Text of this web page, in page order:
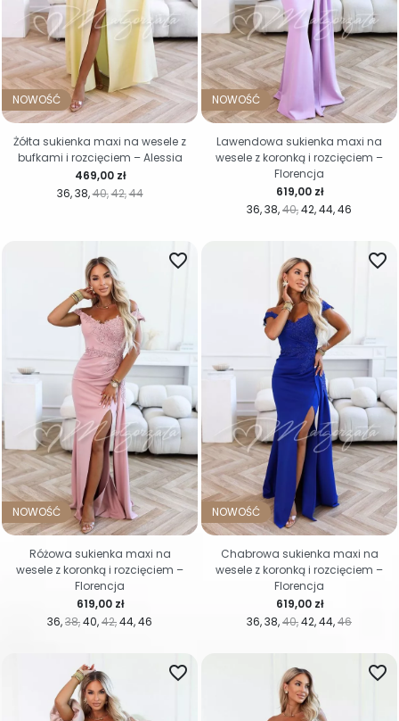
NOWOŚĆ
36 38 40 42 44
Cena
469,00 zł
Żółta sukienka maxi na wesele z
bufkami i rozcięciem – Alessia
NOWOŚĆ
36 38 40 42 44 46
Cena
619,00 zł
Lawendowa sukienka maxi na
wesele z koronką i rozcięciem –
Florencja
NOWOŚĆ
36 38 40 42 44 46
favorite_border
Cena
619,00 zł
Różowa sukienka maxi na
wesele z koronką i rozcięciem –
Florencja
NOWOŚĆ
36 38 40 42 44 46
favorite_border
Cena
619,00 zł
Chabrowa sukienka maxi na
wesele z koronką i rozcięciem –
Florencja
favorite_border favorite_border